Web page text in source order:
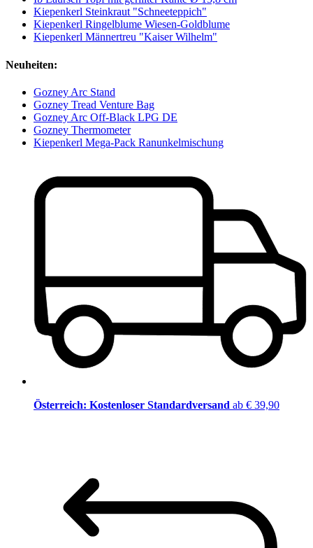
Kiepenkerl Steinkraut "Schneeteppich"
Kiepenkerl Ringelblume Wiesen-Goldblume
Kiepenkerl Männertreu "Kaiser Wilhelm"
Neuheiten:
Gozney Arc Stand
Gozney Tread Venture Bag
Gozney Arc Off-Black LPG DE
Gozney Thermometer
Kiepenkerl Mega-Pack Ranunkelmischung
Österreich: Kostenloser Standardversand ab € 39,90